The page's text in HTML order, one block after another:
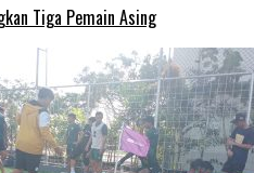
Tiga Pemain Asing